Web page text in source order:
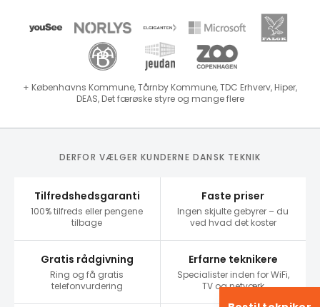
+ Københavns Kommune, Tårnby Kommune, TDC Erhverv, Hiper,
DEAS, Det færøske styre og mange flere
DERFOR VÆLGER KUNDERNE DANSK TEKNIK
Tilfredshedsgaranti
100% tilfreds eller pengene
tilbage
Faste priser
Ingen skjulte gebyrer – du
ved hvad det koster
Gratis rådgivning
Ring og få gratis
telefonvurdering
Erfarne teknikere
Specialister inden for WiFi,
TV og netværk